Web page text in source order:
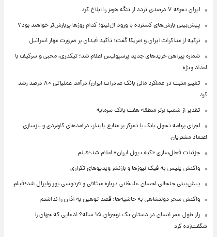
ایران تعرفه ۷ درصدی تردد از تنگه هرمز را ابلاغ کرد
پیش‌بینی بارش‌های گسترده با ورود ال‌نینو؛ کدام روزها پربارش‌تر خواهند بود؟
ترکیه از مذاکرات ایران و آمریکا گفت؛ تأکید فیدان بر ضرورت مهار اسرائیل
شماره پیراهن خریدهای جدید پرسپولیس اعلام شد؛ تیکدری، محبی و سرگیف با
اعداد ویژه
تغییر مثبت در عملکرد مالی بانک صادرات ایران/ درآمد عملیاتی ۸۰ درصد رشد
کرد
تقدیر از شعب برتر منطقه هفت بانک سرمایه
اجرای برنامه تحول بانک با تمرکز بر منابع پایدار، درآمدهای کارمزدی و بازسازی
اعتماد مشتریان
جزئیات فعال‌سازی «کیف پول ایران» اعلام شد+فیلم
واکنش پلیس به فیک نیوزها و بازنشر ویدیوهای تکراری
پیش‌بینی جنجالی احسان علیخانی درباره میثاقی و فردوسی پور وایرال شد+فیلم
واکنش سحر دولتشاهی به حاشیه‌ها: قصد توهین به اذان را نداشتم
راز طول عمر انسان در دستان یک نوجوان ۱۵ ساله؟ ادعایی که جهان را
شگفت‌زده کرد